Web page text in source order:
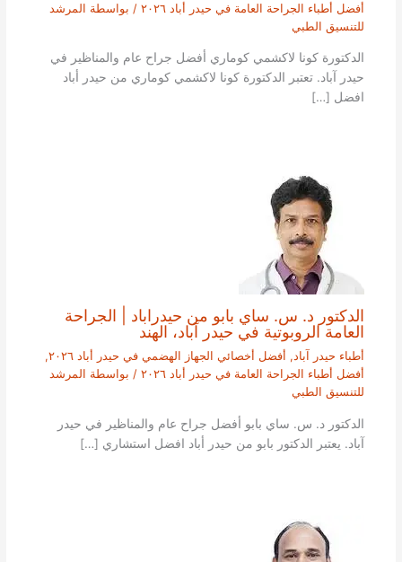
أفضل أطباء الجراحة العامة في حيدر أباد ٢٠٢٦
/ بواسطة المرشد
للتنسيق الطبي
الدكتورة كونا لاكشمي كوماري أفضل جراح عام والمناظير في
حيدر آباد. تعتبر الدكتورة كونا لاكشمي كوماري من حيدر أباد
افضل […]
الدكتور د. س. ساي بابو من حيدراباد | الجراحة
العامة الروبوتية في حيدر آباد، الهند
أطباء حيدر آباد, أفضل أخصائي الجهاز الهضمي في حيدر أباد ٢٠٢٦
,
أفضل أطباء الجراحة العامة في حيدر أباد ٢٠٢٦
/ بواسطة المرشد
للتنسيق الطبي
الدكتور د. س. ساي بابو أفضل جراح عام والمناظير في حيدر
آباد. يعتبر الدكتور بابو من حيدر أباد افضل استشاري […]